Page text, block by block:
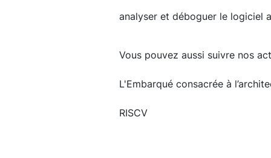
analyser et déboguer le logiciel
Vous pouvez aussi suivre nos
L'Embarqué consacrée à
RISCV